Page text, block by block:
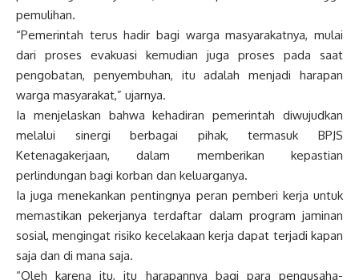
pemulihan.
“Pemerintah terus hadir bagi warga masyarakatnya, mulai
dari proses evakuasi kemudian juga proses pada saat
pengobatan, penyembuhan, itu adalah menjadi harapan
warga masyarakat,” ujarnya.
Ia menjelaskan bahwa kehadiran pemerintah diwujudkan
melalui sinergi berbagai pihak, termasuk BPJS
Ketenagakerjaan, dalam memberikan kepastian
perlindungan bagi korban dan keluarganya.
Ia juga menekankan pentingnya peran pemberi kerja untuk
memastikan pekerjanya terdaftar dalam program jaminan
sosial, mengingat risiko kecelakaan kerja dapat terjadi kapan
saja dan di mana saja.
“Oleh karena itu, itu harapannya bagi para pengusaha-